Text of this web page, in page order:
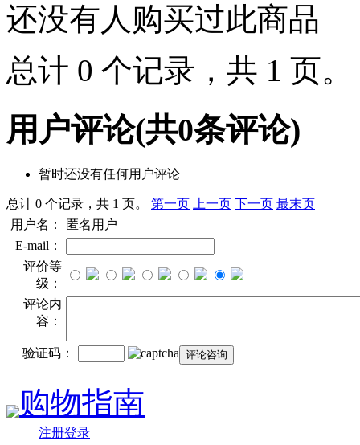
还没有人购买过此商品
总计 0 个记录，共 1 页。
用户评论(共0条评论)
暂时还没有任何用户评论
总计 0 个记录，共 1 页。 第一页 上一页 下一页 最末页
用户名：
匿名用户
E-mail：
评价等
级：
评论内
容：
验证码：
购物指南
注册登录